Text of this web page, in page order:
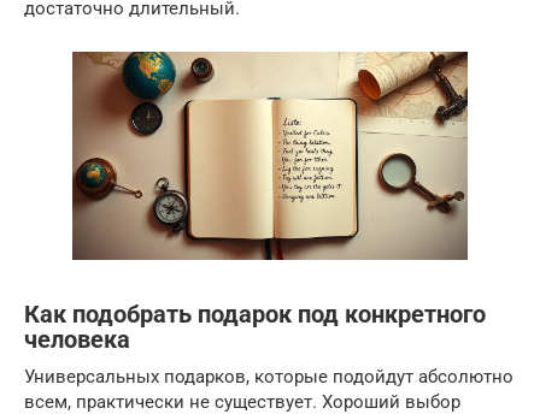
достаточно длительный.
Как подобрать подарок под конкретного
человека
Универсальных подарков, которые подойдут абсолютно
всем, практически не существует. Хороший выбор